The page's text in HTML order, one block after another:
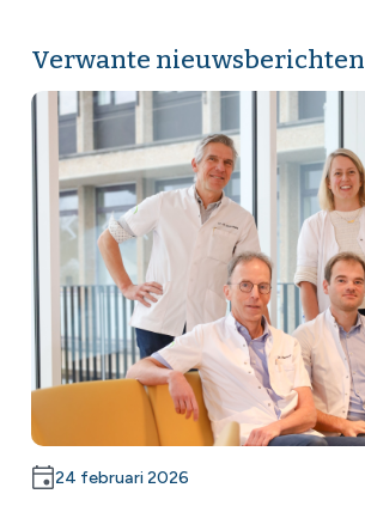
Verwante nieuwsberichten
24 februari 2026